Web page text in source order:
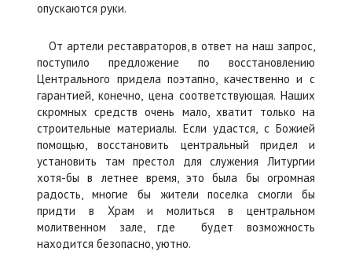
опускаются руки.
От артели реставраторов, в ответ на наш запрос,
поступило предложение по восстановлению
Центрального придела поэтапно, качественно и с
гарантией, конечно, цена соответствующая. Наших
скромных средств очень мало, хватит только на
строительные материалы. Если удастся, с Божией
помощью, восстановить центральный придел и
установить там престол для служения Литургии
хотя-бы в летнее время, это была бы огромная
радость, многие бы жители поселка смогли бы
придти в Храм и молиться в центральном
молитвенном зале, где будет возможность
находится безопасно, уютно.